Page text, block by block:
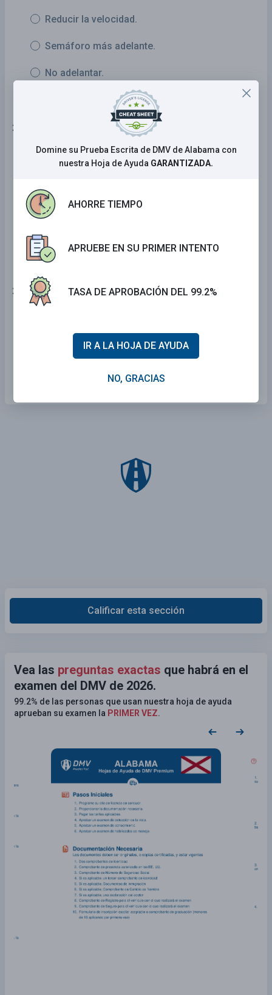
Reducir la velocidad.
Semáforo más adelante.
No adelantar.
23 . En zonas en obra, usted debe:
Acelerar para pasar lo más rápido posible.
detenerse repentinamente.
zona.
24 . Esta señal es:
Una señal de cruce escolar.
Una señal de pare.
Calificar esta sección
Vea las preguntas exactas que habrá en el
examen del DMV de 2026.
99.2% de las personas que usan nuestra hoja de ayuda
aprueban su examen la PRIMER VEZ.
Domine su Prueba Escrita de DMV de Alabama con
nuestra Hoja de Ayuda GARANTIZADA.
AHORRE TIEMPO
APRUEBE EN SU PRIMER INTENTO
TASA DE APROBACIÓN DEL 99.2%
IR A LA HOJA DE AYUDA
NO, GRACIAS